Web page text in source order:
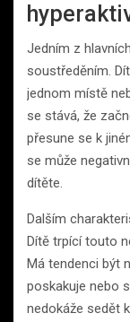
Jedním z
soustředěním.
jednom místě
se stává, že
přesune se k
se může
dítěte.
Dalším
Dítě trpící touto
Má tendenci být
poskakuje nebo
nedokáže sedět